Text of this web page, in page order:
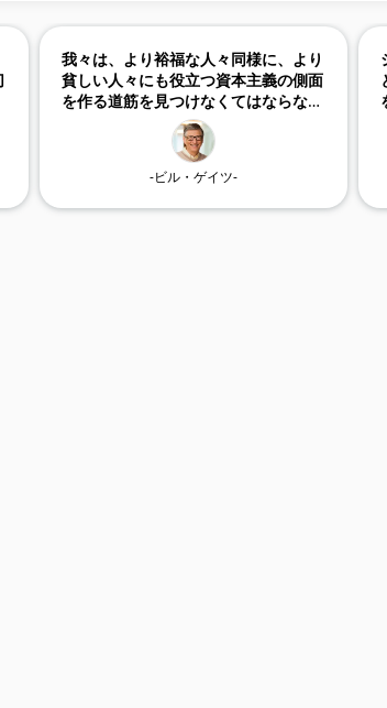
我々は、より裕福な人々同様に、より
貧しい人々にも役立つ資本主義の側面
を作る道筋を見つけなくてはならな
-ビル・ゲイツ-